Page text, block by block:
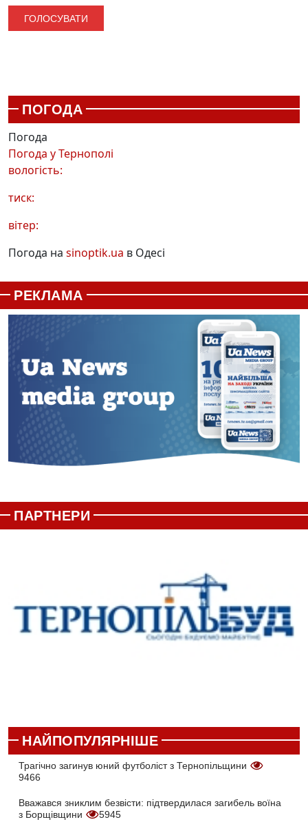
ПОГОДА
Погода
Погода уТернополі
вологість:
тиск:
вітер:
Погода на sinoptik.ua в Одесі
РЕКЛАМА
ПАРТНЕРИ
НАЙПОПУЛЯРНІШЕ
Трагічно загинув юний футболіст з Тернопільщини
9466
Вважався зниклим безвісти: підтвердилася загибель воїна
з Борщівщини
5945